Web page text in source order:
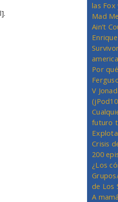
las Fox
Mad
Ain’t
Por
V
futuro
Crisis
200
¿Los
de Los
A